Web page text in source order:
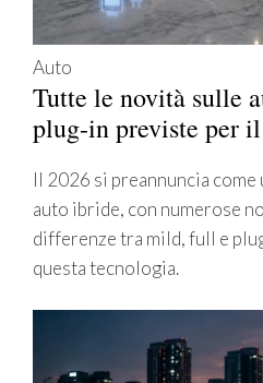
Auto
Tutte le novità sulle
plug-in previste per
Il 2026 si preannuncia come
auto ibride, con numerose
differenze tra mild, full e
questa tecnologia.